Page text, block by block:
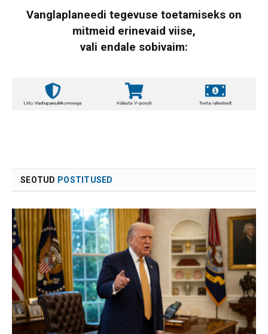
Vanglaplaneedi tegevuse toetamiseks on
mitmeid erinevaid viise,
vali endale sobivaim:
SEOTUD POSTITUSED